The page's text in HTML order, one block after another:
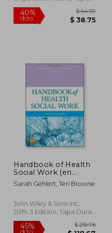
Blanda, Nuevo
40%
dcto.
Handbook of Health
Social Work (en
Inglés)
Sarah Gehlert; Teri Browne
John Wiley & Sons Inc,
2019, 3 Edición, Tapa Dura,
Nuevo